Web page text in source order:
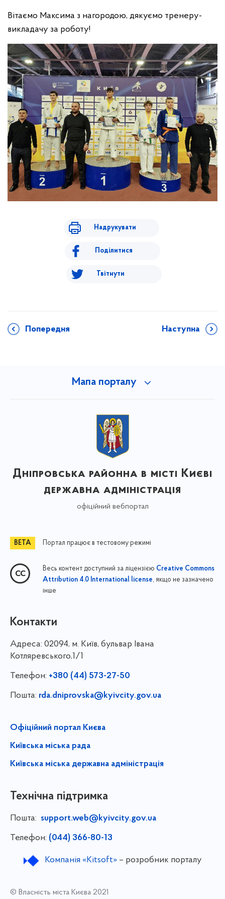
Вітаємо Максима з нагородою, дякуємо тренеру-
викладачу за роботу!
Надрукувати
Поділитися
Твітнути
Попередня Наступна
Мапа порталу
Дніпровська районна в місті Києві
державна адміністрація
офіційний вебпортал
Портал працює в тестовому режимі
Весь контент доступний за ліцензією Creative Commons
Attribution 4.0 International license, якщо не зазначено
інше
Контакти
Адреса: 02094, м. Київ, бульвар Івана
Котляревського,1/1
Телефон: +380 (44) 573-27-50
Пошта: rda.dniprovska@kyivcity.gov.ua
Офіційний портал Києва
Київська міська рада
Київська міська державна адміністрація
Технічна підтримка
Пошта: support.web@kyivcity.gov.ua
Телефон: (044) 366-80-13
Компанія «Kitsoft»– розробник порталу
© Власність міста Києва 2021